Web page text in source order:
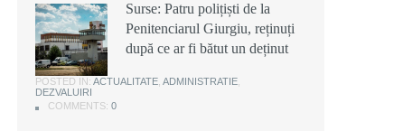
Surse: Patru polițiști de la
Penitenciarul Giurgiu, reținuți
după ce ar fi bătut un deținut
POSTED IN: ACTUALITATE ADMINISTRATIE
DEZVALUIRI
COMMENTS: 0